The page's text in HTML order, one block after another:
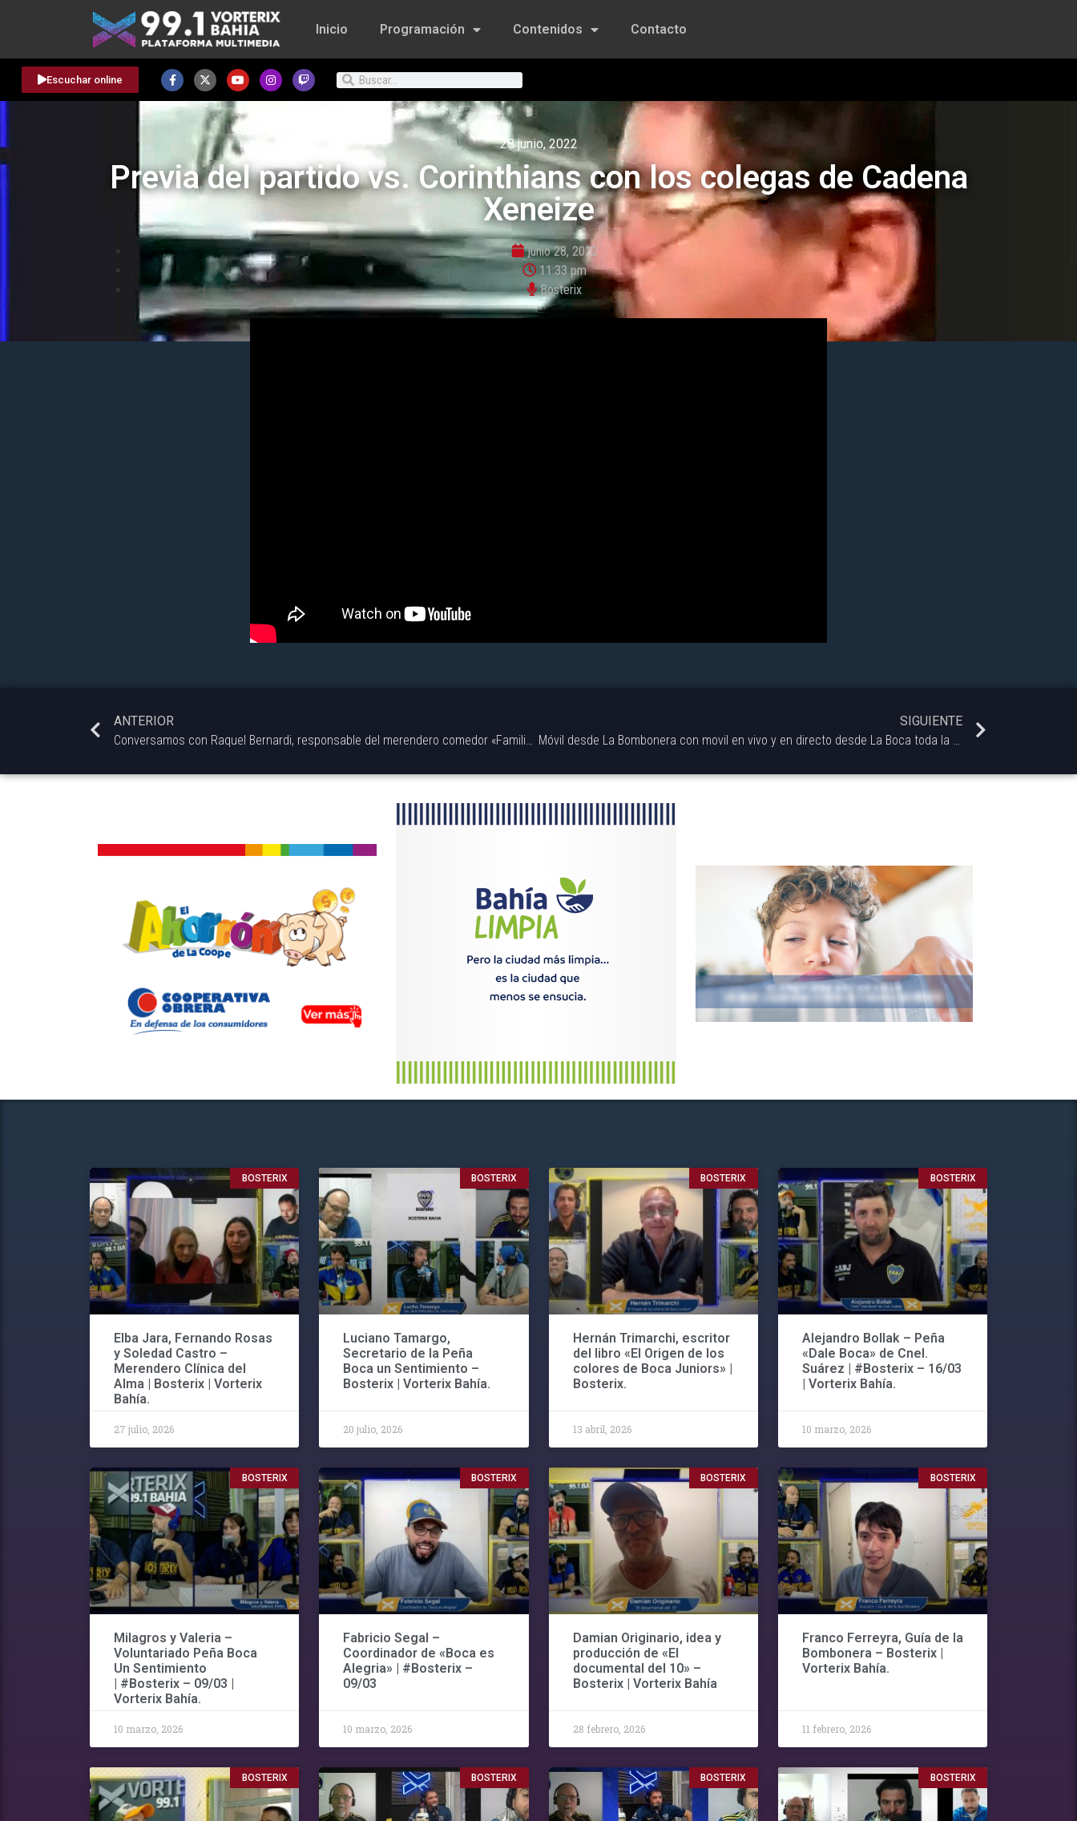
Inicio Programación Contenidos Contacto
Escuchar online
28 junio, 2022
Previa del partido vs. Corinthians con los colegas de Cadena
Xeneize
junio 28, 2022
11:33 pm
Bosterix
ANTERIOR
Conversamos con Raquel Bernardi, responsable del merendero comedor «Familia Feliz» por la que la Peña está realizando la campaña solidaria «Boca te abriga».
SIGUIENTE
Móvil desde La Bombonera con movil en vivo y en directo desde La Boca toda la previa del partido de vuelta por los 8vos. de final de la Copa Libertadores!
BOSTERIX
Elba Jara, Fernando Rosas
y Soledad Castro –
Merendero Clínica del
Alma | Bosterix | Vorterix
Bahía.
27 julio, 2026
BOSTERIX
Luciano Tamargo,
Secretario de la Peña
Boca un Sentimiento –
Bosterix | Vorterix Bahía.
20 julio, 2026
BOSTERIX
Hernán Trimarchi, escritor
del libro «El Origen de los
colores de Boca Juniors» |
Bosterix.
13 abril, 2026
BOSTERIX
Alejandro Bollak – Peña
«Dale Boca» de Cnel.
Suárez | #Bosterix – 16/03
| Vorterix Bahía.
10 marzo, 2026
BOSTERIX
Milagros y Valeria –
Voluntariado Peña Boca
Un Sentimiento
| #Bosterix – 09/03 |
Vorterix Bahía.
10 marzo, 2026
BOSTERIX
Fabricio Segal –
Coordinador de «Boca es
Alegria» | #Bosterix –
09/03
10 marzo, 2026
BOSTERIX
Damian Originario, idea y
producción de «El
documental del 10» –
Bosterix | Vorterix Bahía
28 febrero, 2026
BOSTERIX
Franco Ferreyra, Guía de la
Bombonera – Bosterix |
Vorterix Bahía.
11 febrero, 2026
BOSTERIX BOSTERIX BOSTERIX BOSTERIX